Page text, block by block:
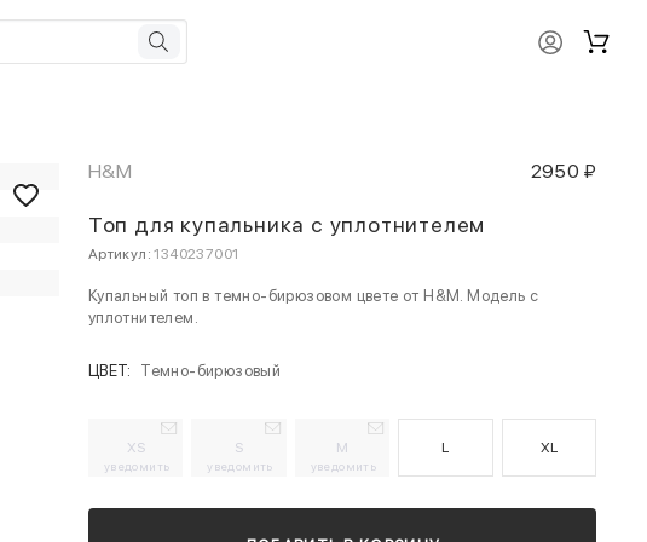
H&M 2950 ₽
Топ для купальника с уплотнителем
Артикул: 1340237001
Купальный топ в темно-бирюзовом цвете от H&M. Модель с
уплотнителем.
ЦВЕТ: Темно-бирюзовый
XS
уведомить
S
уведомить
M
уведомить
L XL